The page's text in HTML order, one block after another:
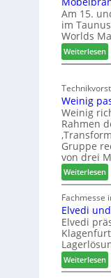
c
o
l
ä
d
z
u
r
H
a
u
s
m
e
s
s
e
Am 15.
im
Worlds
Weiterlesen:
b
e
l
b
r
a
n
c
h
e
e
r
ö
r
t
Weinig
Weinig
Rahmen
Gruppe
von drei
Weiterlesen:
e
i
n
i
g
p
a
Fachmesse
Elvedi
Elvedi
Weiterlesen:
E